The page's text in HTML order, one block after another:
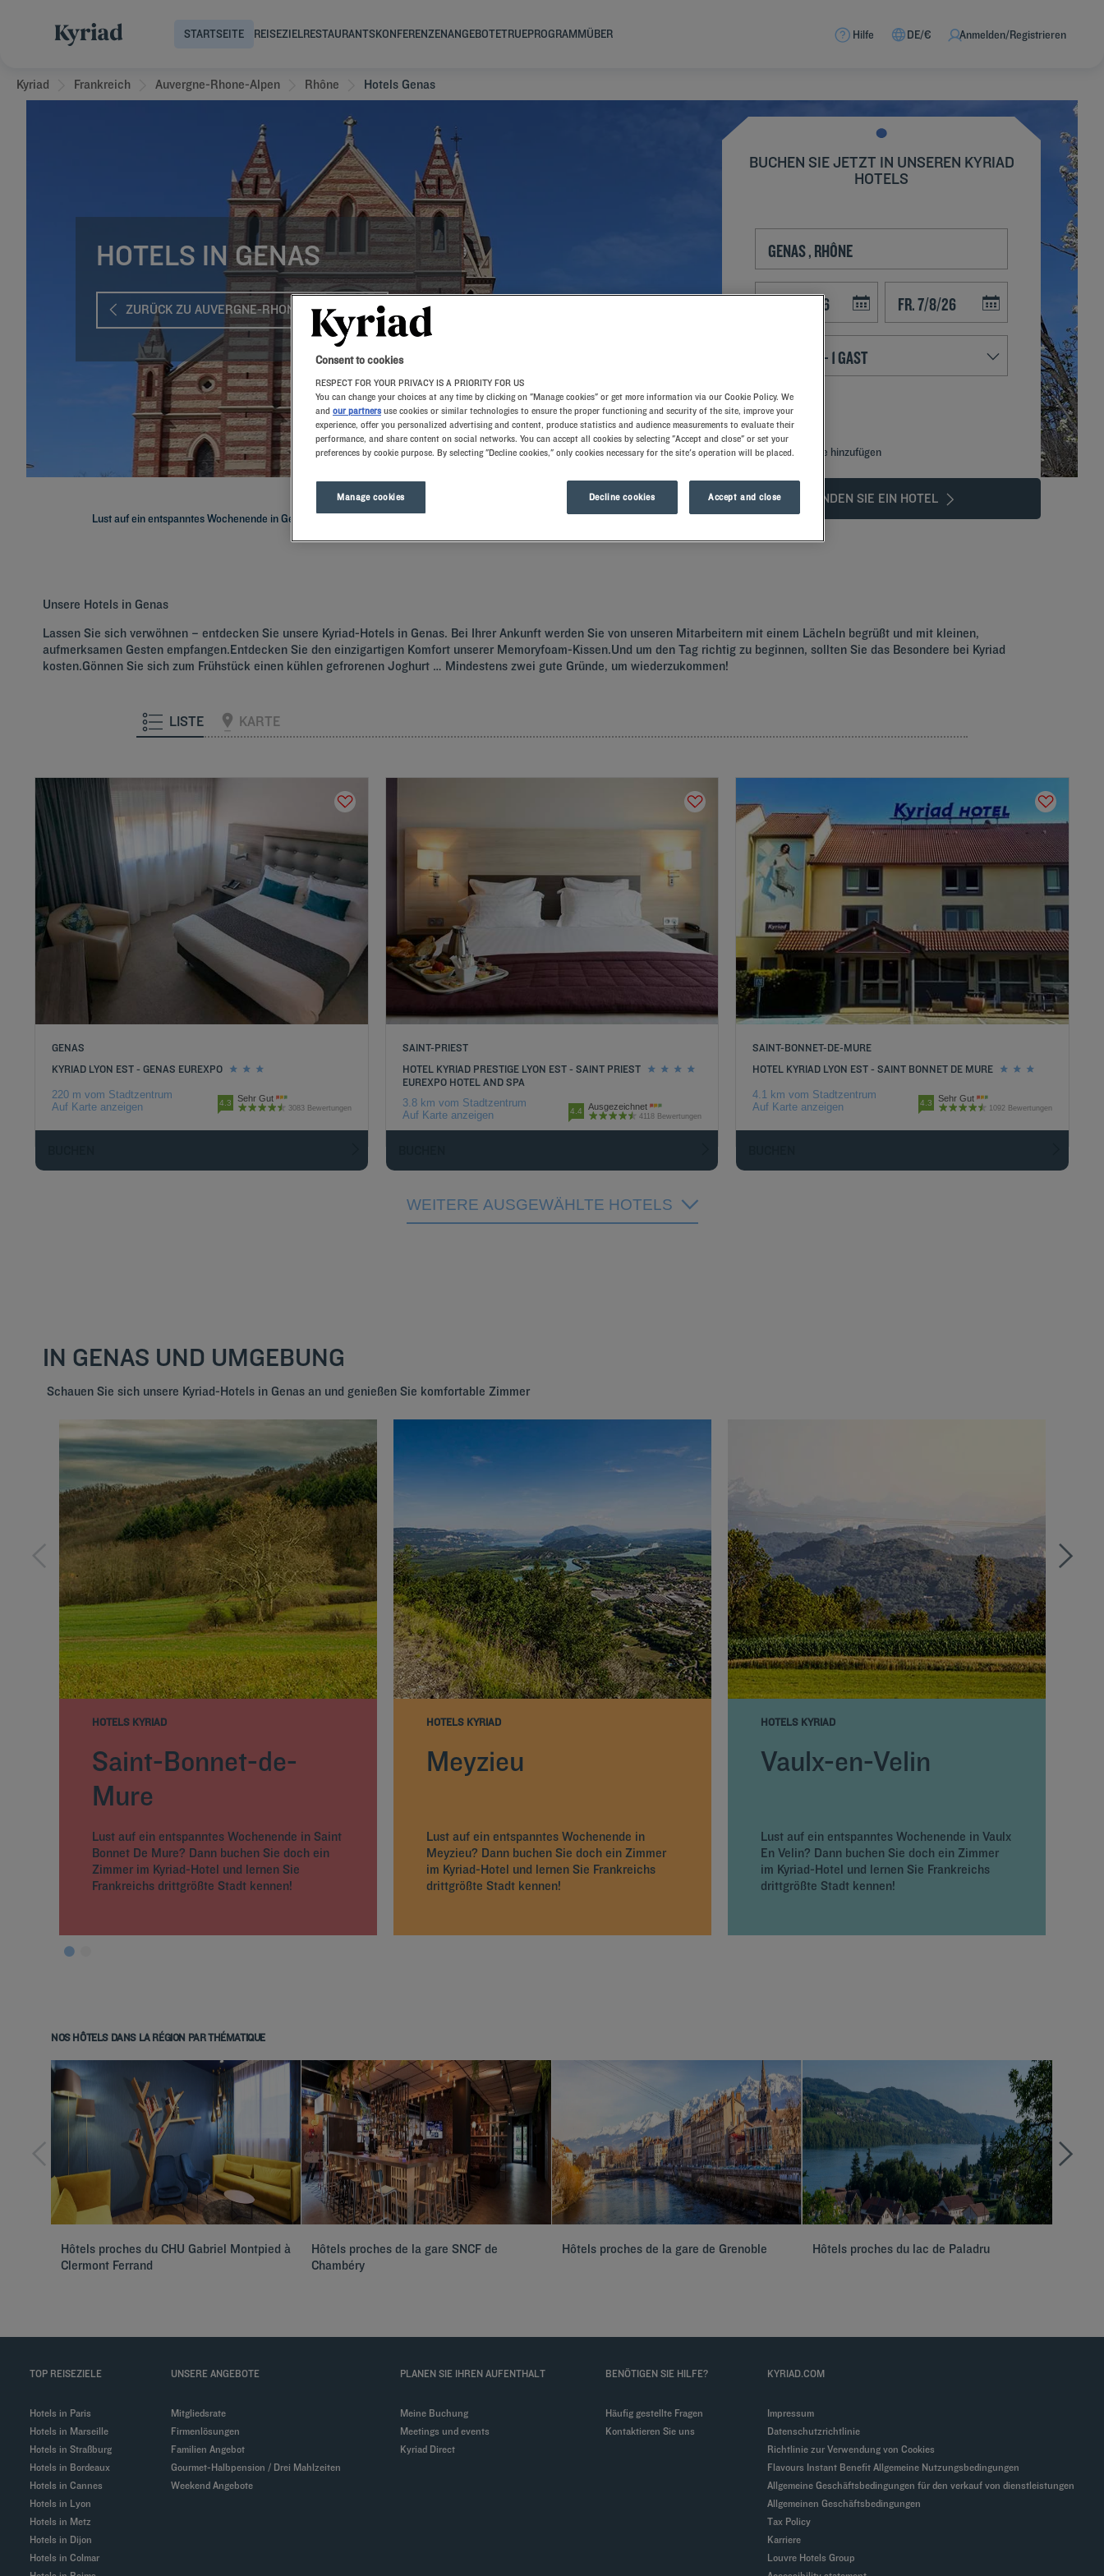
STARTSEITE REISEZIELRESTAURANTSKONFERENZENANGEBOTETRUEPROGRAMMÜBER Hilfe DE/€ Anmelden/Registrieren
Kyriad Frankreich Auvergne-Rhone-Alpen Rhône Hotels Genas
HOTELS IN GENAS
ZURÜCK ZU AUVERGNE-RHONE-ALPEN
BUCHEN SIE JETZT IN UNSEREN KYRIAD
HOTELS
Navigate forward to interact with the calendar and select a date.
Navigate backward to interact with the
FINDEN SIE EIN HOTEL
Spezialcode hinzufügen
Lust auf ein entspanntes Wochenende in Genas ? Dann buchen Sie doch ein Zimmer im Kyriad-Hotel und lernen Sie Frankreichs drittgrößte Stadt kennen!
Unsere Hotels in Genas
Lassen Sie sich verwöhnen – entdecken Sie unsere Kyriad-Hotels in Genas. Bei Ihrer Ankunft werden Sie von unseren Mitarbeitern mit einem Lächeln begrüßt und mit kleinen,
aufmerksamen Gesten empfangen.Entdecken Sie den einzigartigen Komfort unserer Memoryfoam-Kissen.Und um den Tag richtig zu beginnen, sollten Sie das Besondere bei Kyriad
kosten.Gönnen Sie sich zum Frühstück einen kühlen gefrorenen Joghurt … Mindestens zwei gute Gründe, um wiederzukommen!
LISTE KARTE
GENAS
KYRIAD LYON EST - GENAS EUREXPO
220 m vom Stadtzentrum
Auf Karte anzeigen
4.3 Sehr Gut
3083 Bewertungen
SAINT-PRIEST
HOTEL KYRIAD PRESTIGE LYON EST - SAINT PRIEST
EUREXPO HOTEL AND SPA
3.8 km vom Stadtzentrum
Auf Karte anzeigen
4.4 Ausgezeichnet
4118 Bewertungen
SAINT-BONNET-DE-MURE
HOTEL KYRIAD LYON EST - SAINT BONNET DE MURE
4.1 km vom Stadtzentrum
Auf Karte anzeigen
4.3 Sehr Gut
1092 Bewertungen
WEITERE AUSGEWÄHLTE HOTELS
IN GENAS UND UMGEBUNG
Schauen Sie sich unsere Kyriad-Hotels in Genas an und genießen Sie komfortable Zimmer
HOTELS KYRIAD
Saint-Bonnet-de-
Mure
Lust auf ein entspanntes Wochenende in Saint
Bonnet De Mure? Dann buchen Sie doch ein
Zimmer im Kyriad-Hotel und lernen Sie
Frankreichs drittgrößte Stadt kennen!
HOTELS KYRIAD
Meyzieu
Lust auf ein entspanntes Wochenende in
Meyzieu? Dann buchen Sie doch ein Zimmer
im Kyriad-Hotel und lernen Sie Frankreichs
drittgrößte Stadt kennen!
HOTELS KYRIAD
Vaulx-en-Velin
Lust auf ein entspanntes Wochenende in Vaulx
En Velin? Dann buchen Sie doch ein Zimmer
im Kyriad-Hotel und lernen Sie Frankreichs
drittgrößte Stadt kennen!
NOS HÔTELS DANS LA RÉGION PAR THÉMATIQUE
Hôtels proches du CHU Gabriel Montpied à
Clermont Ferrand
Hôtels proches de la gare SNCF de
Chambéry
Hôtels proches de la gare de Grenoble Hôtels proches du lac de Paladru
TOP REISEZIELE
Hotels in Paris
Hotels in Marseille
Hotels in Straßburg
Hotels in Bordeaux
Hotels in Cannes
Hotels in Lyon
Hotels in Metz
Hotels in Dijon
Hotels in Colmar
UNSERE ANGEBOTE
Mitgliedsrate
Firmenlösungen
Familien Angebot
Gourmet-Halbpension / Drei Mahlzeiten
Weekend Angebote
PLANEN SIE IHREN AUFENTHALT
Meine Buchung
Meetings und events
Kyriad Direct
BENÖTIGEN SIE HILFE?
Häufig gestellte Fragen
Kontaktieren Sie uns
KYRIAD.COM
Impressum
Datenschutzrichtlinie
Richtlinie zur Verwendung von Cookies
Flavours Instant Benefit Allgemeine Nutzungsbedingungen
Allgemeine Geschäftsbedingungen für den verkauf von dienstleistungen
Allgemeinen Geschäftsbedingungen
Tax Policy
Karriere
Louvre Hotels Group
Consent to cookies
RESPECT FOR YOUR PRIVACY IS A PRIORITY FOR US
You can change your choices at any time by clicking on "Manage cookies" or get more information via our Cookie Policy. We
and our partners use cookies or similar technologies to ensure the proper functioning and security of the site, improve your
experience, offer you personalized advertising and content, produce statistics and audience measurements to evaluate their
performance, and share content on social networks. You can accept all cookies by selecting "Accept and close" or set your
preferences by cookie purpose. By selecting "Decline cookies," only cookies necessary for the site's operation will be placed.
Manage cookies Decline cookies Accept and close